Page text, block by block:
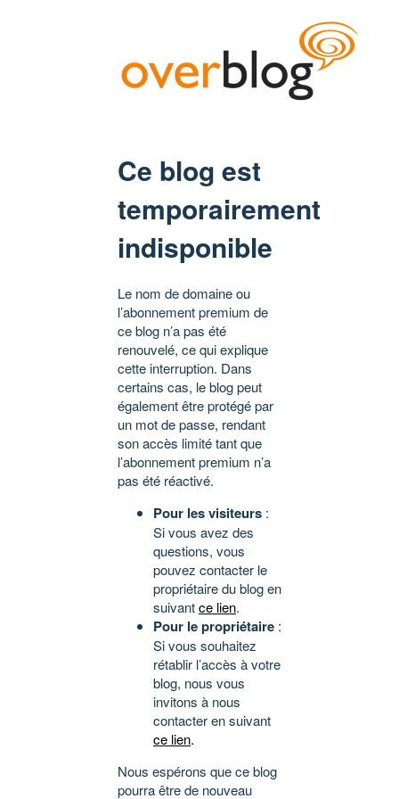
Ce blog est
temporairement
indisponible
Le nom de domaine ou
l’abonnement premium de
ce blog n’a pas été
renouvelé, ce qui explique
cette interruption. Dans
certains cas, le blog peut
également être protégé par
un mot de passe, rendant
son accès limité tant que
l’abonnement premium n’a
pas été réactivé.
Pour les visiteurs :
Si vous avez des
questions, vous
pouvez contacter le
propriétaire du blog en
suivantce lien.
Pour le propriétaire :
Si vous souhaitez
rétablir l’accès à votre
blog, nous vous
invitons à nous
contacter en suivant
ce lien.
Nous espérons que ce blog
pourra être de nouveau